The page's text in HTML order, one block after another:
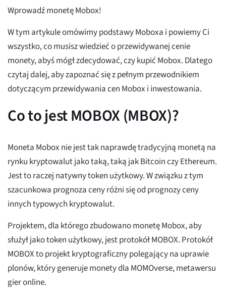
Wprowadź monetę Mobox!
W tym artykule omówimy podstawy Moboxa i powiemy Ci
wszystko, co musisz wiedzieć o przewidywanej cenie
monety, abyś mógł zdecydować, czy kupić Mobox. Dlatego
czytaj dalej, aby zapoznać się z pełnym przewodnikiem
dotyczącym przewidywania cen Mobox i inwestowania.
Co to jest MOBOX (MBOX)?
Moneta Mobox nie jest tak naprawdę tradycyjną monetą na
rynku kryptowalut jako taką, taką jak Bitcoin czy Ethereum.
Jest to raczej natywny token użytkowy. W związku z tym
szacunkowa prognoza ceny różni się od prognozy ceny
innych typowych kryptowalut.
Projektem, dla którego zbudowano monetę Mobox, aby
służył jako token użytkowy, jest protokół MOBOX. Protokół
MOBOX to projekt kryptograficzny polegający na uprawie
plonów, który generuje monety dla MOMOverse, metawersu
gier online.